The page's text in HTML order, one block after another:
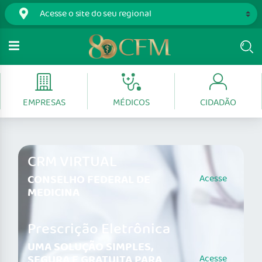
EMPRESAS MÉDICOS CIDADÃO
CRM VIRTUAL
CONSELHO FEDERAL DE
MEDICINA
Acesse
Prescrição Eletrônica
UMA SOLUÇÃO SIMPLES,
Acesse